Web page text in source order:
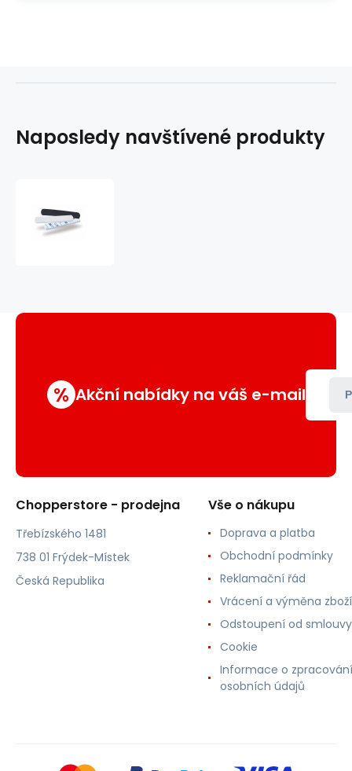
Naposledy navštívené produkty
% Akční nabídky na váš e-mail
Chopperstore - prodejna
Třebízského 1481
738 01 Frýdek-Místek
Česká Republika
Vše o nákupu
Doprava a platba
Obchodní podmínky
Reklamační řád
Vrácení a výměna zboží
Odstoupení od smlouvy
Cookie
Informace o zpracování
osobních údajů